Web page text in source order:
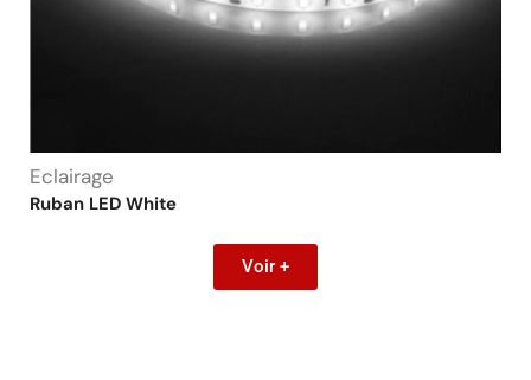
Eclairage
Ruban LED White
Voir +